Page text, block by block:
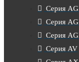
Серия
Серия
Серия
Серия AV